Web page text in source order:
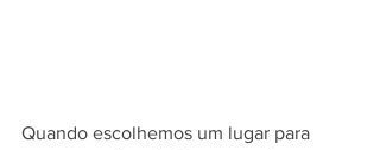
Quando escolhemos um lugar para